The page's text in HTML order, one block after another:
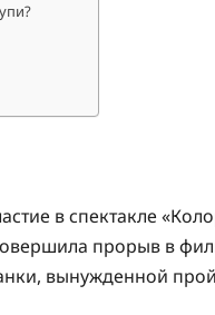
в спектакле
прорыв в
вынужденной